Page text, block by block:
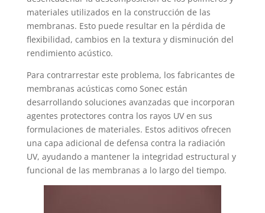
materiales utilizados en la construcción de las
membranas. Esto puede resultar en la pérdida de
flexibilidad, cambios en la textura y disminución del
rendimiento acústico.
Para contrarrestar este problema, los fabricantes de
membranas acústicas como Sonec están
desarrollando soluciones avanzadas que incorporan
agentes protectores contra los rayos UV en sus
formulaciones de materiales. Estos aditivos ofrecen
una capa adicional de defensa contra la radiación
UV, ayudando a mantener la integridad estructural y
funcional de las membranas a lo largo del tiempo.